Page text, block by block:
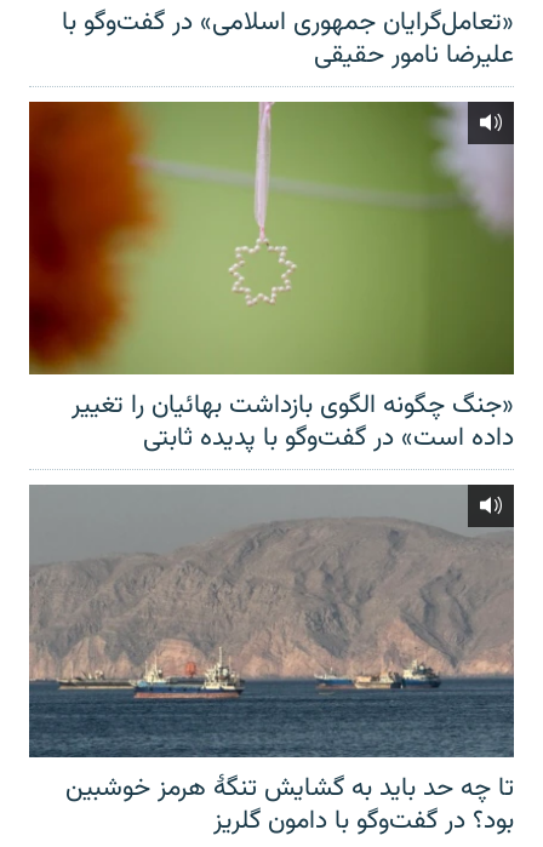
«تعامل‌گرایان جمهوری اسلامی» در گفت‌وگو با
علیرضا نامور حقیقی
«جنگ چگونه الگوی بازداشت بهائیان را تغییر
داده است» در گفت‌وگو با پدیده ثابتی
تا چه حد باید به گشایش تنگهٔ هرمز خوشبین
بود؟ در گفت‌وگو با دامون گلریز